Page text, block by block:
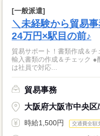
[一般派遣]
＼未経験から貿易
24万円×駅目の前♪
貿易サポート！書類作成＆チ
輸入書類の作成＆チェック ●
は社員で対応...
貿易事務
大阪府大阪市中央区
時給1,500円 交通費全額